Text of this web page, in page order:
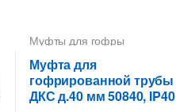
Муфты для гофры
Муфта для
гофрированной трубы
ДКС д.40 мм 50840, IP40